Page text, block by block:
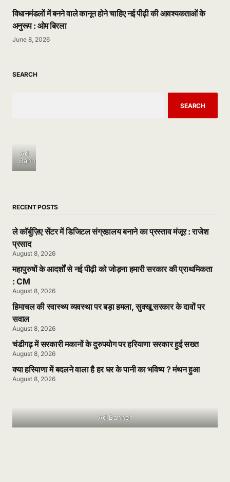
विधानमंडलों में बनने वाले कानून होने चाहिए नई पीढ़ी की आवश्यकताओं के
अनुरूप : ओम बिरला
June 8, 2026
SEARCH
SEARCH
Ad
Banner
RECENT POSTS
ले कॉर्बुज़िए सेंटर में डिजिटल संग्रहालय बनाने का प्रस्ताव मंजूर : राजेश
प्रसाद
August 8, 2026
महापुरुषों के आदर्शों से नई पीढ़ी को जोड़ना हमारी सरकार की प्राथमिकता
: CM
August 8, 2026
हिमाचल की स्वास्थ्य व्यवस्था पर बड़ा हमला, सुक्खू सरकार के दावों पर
सवाल
August 8, 2026
चंडीगढ़ में सरकारी मकानों के दुरुपयोग पर हरियाणा सरकार हुई सख्त
August 8, 2026
क्या हरियाणा में बदलने वाला है हर घर के पानी का भविष्य ? मंथन हुआ
August 8, 2026
Ad Banner